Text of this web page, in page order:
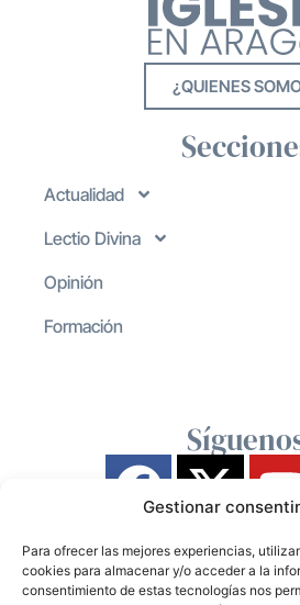
Gestionar
Para ofrecer las mejores experiencias,
cookies para almacenar y/o acceder a la
consentimiento de estas tecnologías nos
¿QUIENES
Actualidad
Lectio Divina
Opinión
Formación